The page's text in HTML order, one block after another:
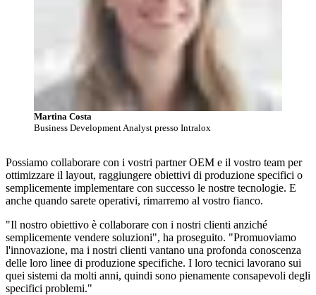
Martina Costa
Business Development Analyst presso Intralox
Possiamo collaborare con i vostri partner OEM e il vostro team per
ottimizzare il layout, raggiungere obiettivi di produzione specifici o
semplicemente implementare con successo le nostre tecnologie. E
anche quando sarete operativi, rimarremo al vostro fianco.
"Il nostro obiettivo è collaborare con i nostri clienti anziché
semplicemente vendere soluzioni", ha proseguito. "Promuoviamo
l'innovazione, ma i nostri clienti vantano una profonda conoscenza
delle loro linee di produzione specifiche. I loro tecnici lavorano sui
quei sistemi da molti anni, quindi sono pienamente consapevoli degli
specifici problemi."